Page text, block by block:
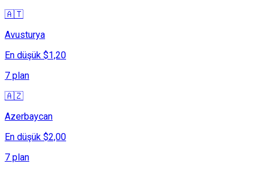
🇦🇹
Avusturya
En düşük $1,20
7 plan
🇦🇿
Azerbaycan
En düşük $2,00
7 plan